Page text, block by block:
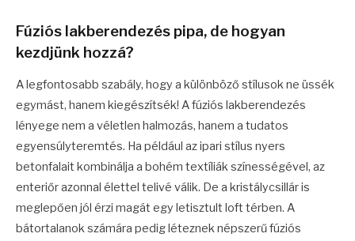
Fúziós lakberendezés pipa, de hogyan
kezdjünk hozzá?
A legfontosabb szabály, hogy a különböző stílusok ne üssék
egymást, hanem kiegészítsék! A fúziós lakberendezés
lényege nem a véletlen halmozás, hanem a tudatos
egyensúlyteremtés. Ha például az ipari stílus nyers
betonfalait kombinálja a bohém textíliák színességével, az
enteriőr azonnal élettel telivé válik. De a kristálycsillár is
meglepően jól érzi magát egy letisztult loft térben. A
bátortalanok számára pedig léteznek népszerű fúziós